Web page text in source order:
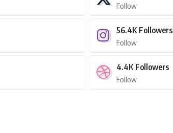
Follow
56.4K Followers
Follow
4.4K Followers
Follow